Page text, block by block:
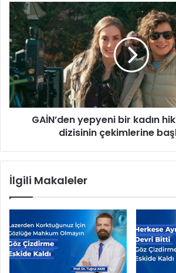
ı
,
C
u
m
h
u
i
'
n
.
Y
ı
G
A
İ
N
’
d
e
n
y
k
a
d
GAİN’den yepyeni bir kadın
dizisinin çekimlerine
İlgili Makaleler